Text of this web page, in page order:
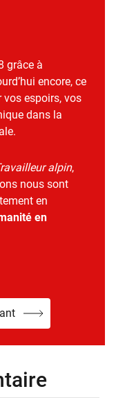
grâce à
encore, ce
vos espoirs, vos
dans la
alpin,
nous sont
en
en